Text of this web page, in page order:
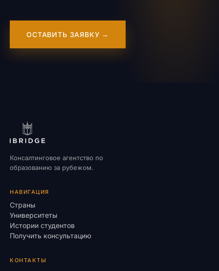
ОСТАВИТЬ ЗАЯВКУ →
Консалтинговое агентство по
образованию за рубежом.
НАВИГАЦИЯ
Страны
Университеты
Истории студентов
Получить консультацию
КОНТАКТЫ